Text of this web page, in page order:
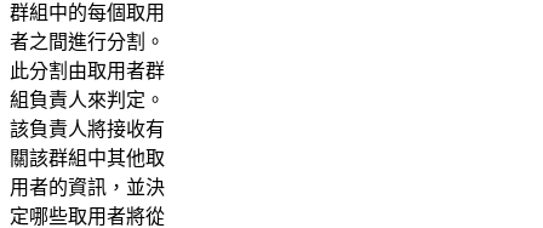
群組中的每個取用
者之間進行分割。
此分割由取用者群
組負責人來判定。
該負責人將接收有
關該群組中其他取
用者的資訊，並決
定哪些取用者將從